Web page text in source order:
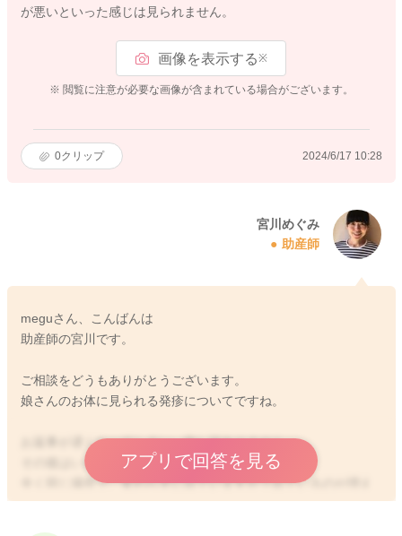
が悪いといった感じは見られません。
画像を表示する※
※ 閲覧に注意が必要な画像が含まれている場合がございます。
0クリップ 2024/6/17 10:28
宮川めぐみ
助産師
meguさん、こんばんは
助産師の宮川です。
ご相談をどうもありがとうございます。
娘さんのお体に見られる発疹についてですね。
お返事が遅くなってしまい、申し訳ありません。
その後はいかがでしょうか？
全く同じ場所で、変わらずに出ていますか？出ているのが増え
ているでしょうか？
アプリで回答を見る